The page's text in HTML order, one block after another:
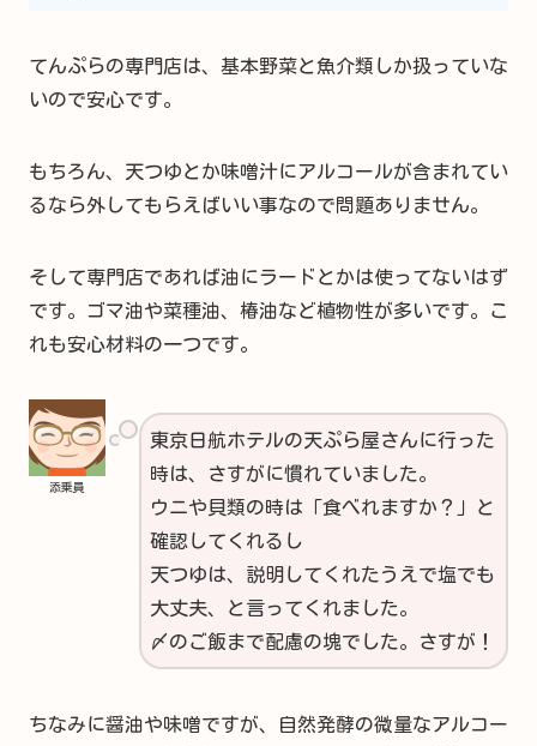
てんぷらの専門店は、基本野菜と魚介類しか扱っていな
いので安心です。
もちろん、天つゆとか味噌汁にアルコールが含まれてい
るなら外してもらえばいい事なので問題ありません。
そして専門店であれば油にラードとかは使ってないはず
です。ゴマ油や菜種油、椿油など植物性が多いです。こ
れも安心材料の一つです。
添乗員
東京日航ホテルの天ぷら屋さんに行った
時は、さすがに慣れていました。
ウニや貝類の時は「食べれますか？」と
確認してくれるし
天つゆは、説明してくれたうえで塩でも
大丈夫、と言ってくれました。
〆のご飯まで配慮の塊でした。さすが！
ちなみに醤油や味噌ですが、自然発酵の微量なアルコー